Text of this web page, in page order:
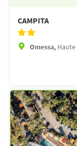
CAMPITA
Omessa, Haute